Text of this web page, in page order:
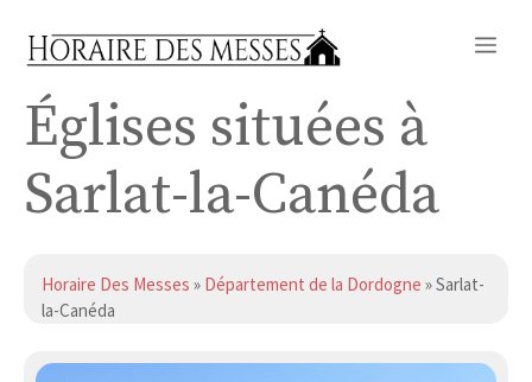
Églises situées à
Sarlat-la-Canéda
Horaire Des Messes » Département de la Dordogne » Sarlat-
la-Canéda